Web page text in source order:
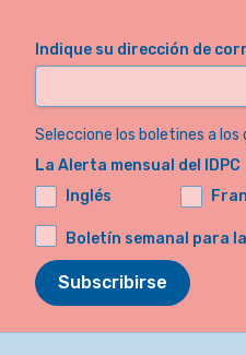
Indique su dirección de
Seleccione los boletines a los
La Alerta mensual del IDPC
Inglés
Boletín semanal para
Subscribirse